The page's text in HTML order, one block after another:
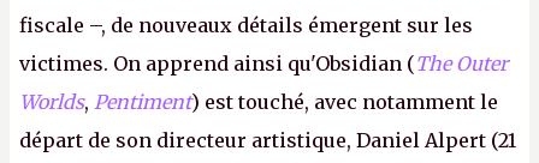
fiscale –, de nouveaux détails émergent sur les
victimes. On apprend ainsi qu'Obsidian (The Outer
Worlds, Pentiment) est touché, avec notamment le
départ de son directeur artistique, Daniel Alpert (21